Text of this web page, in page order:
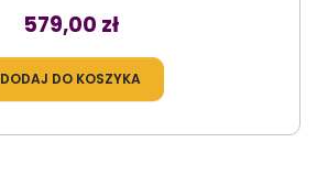
Cena
579,00 zł
DODAJ DO KOSZYKA